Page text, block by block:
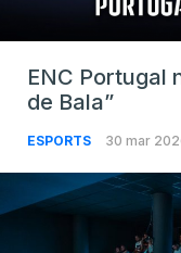
ENC Portugal
de Bala”
ESPORTS 30 mar